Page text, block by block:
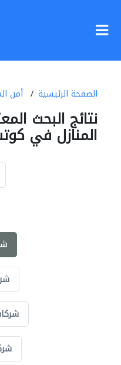
الصفحة الرئيسية أمن
نتائج البحث
المنازل في